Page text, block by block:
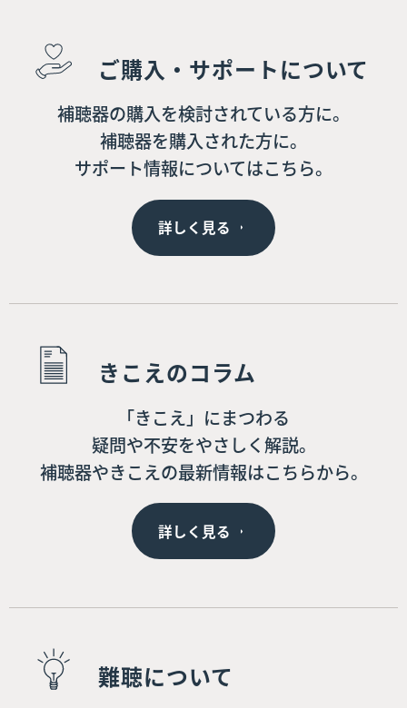
ご購入・サポートについて
補聴器の購入を検討されている方に。
補聴器を購入された方に。
サポート情報についてはこちら。
詳しく見る
きこえのコラム
「きこえ」にまつわる
疑問や不安をやさしく解説。
補聴器やきこえの最新情報はこちらから。
詳しく見る
難聴について